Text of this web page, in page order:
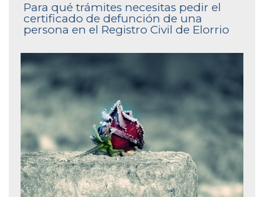
Para qué trámites necesitas pedir el
certificado de defunción de una
persona en el Registro Civil de Elorrio